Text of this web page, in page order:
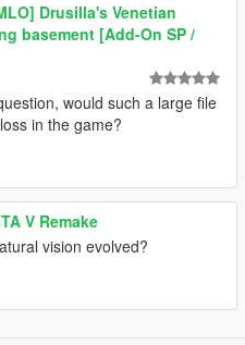
Drusilla's Venetian
basement [Add-On SP /
would such a large file
in the game?
V Remake
vision evolved?